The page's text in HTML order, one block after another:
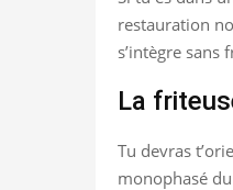
restauration
s’intègre
La
Tu devras
monophasé